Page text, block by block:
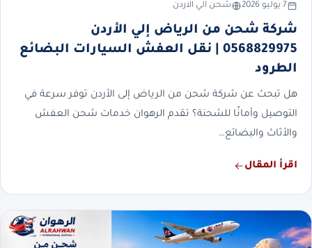
7 يوليو 2026 شحن الي الاردن
شركة شحن من الرياض إلي الأردن
0568829975 | نقل العفش السيارات البضائع
الطرود
هل تبحث عن شركة شحن من الرياض إلى الأردن توفر سرعة في
التوصيل وأمانًا للشحنة؟ تقدم الرهوان خدمات شحن العفش
والأثاث والبضائع…
اقرأ المقال